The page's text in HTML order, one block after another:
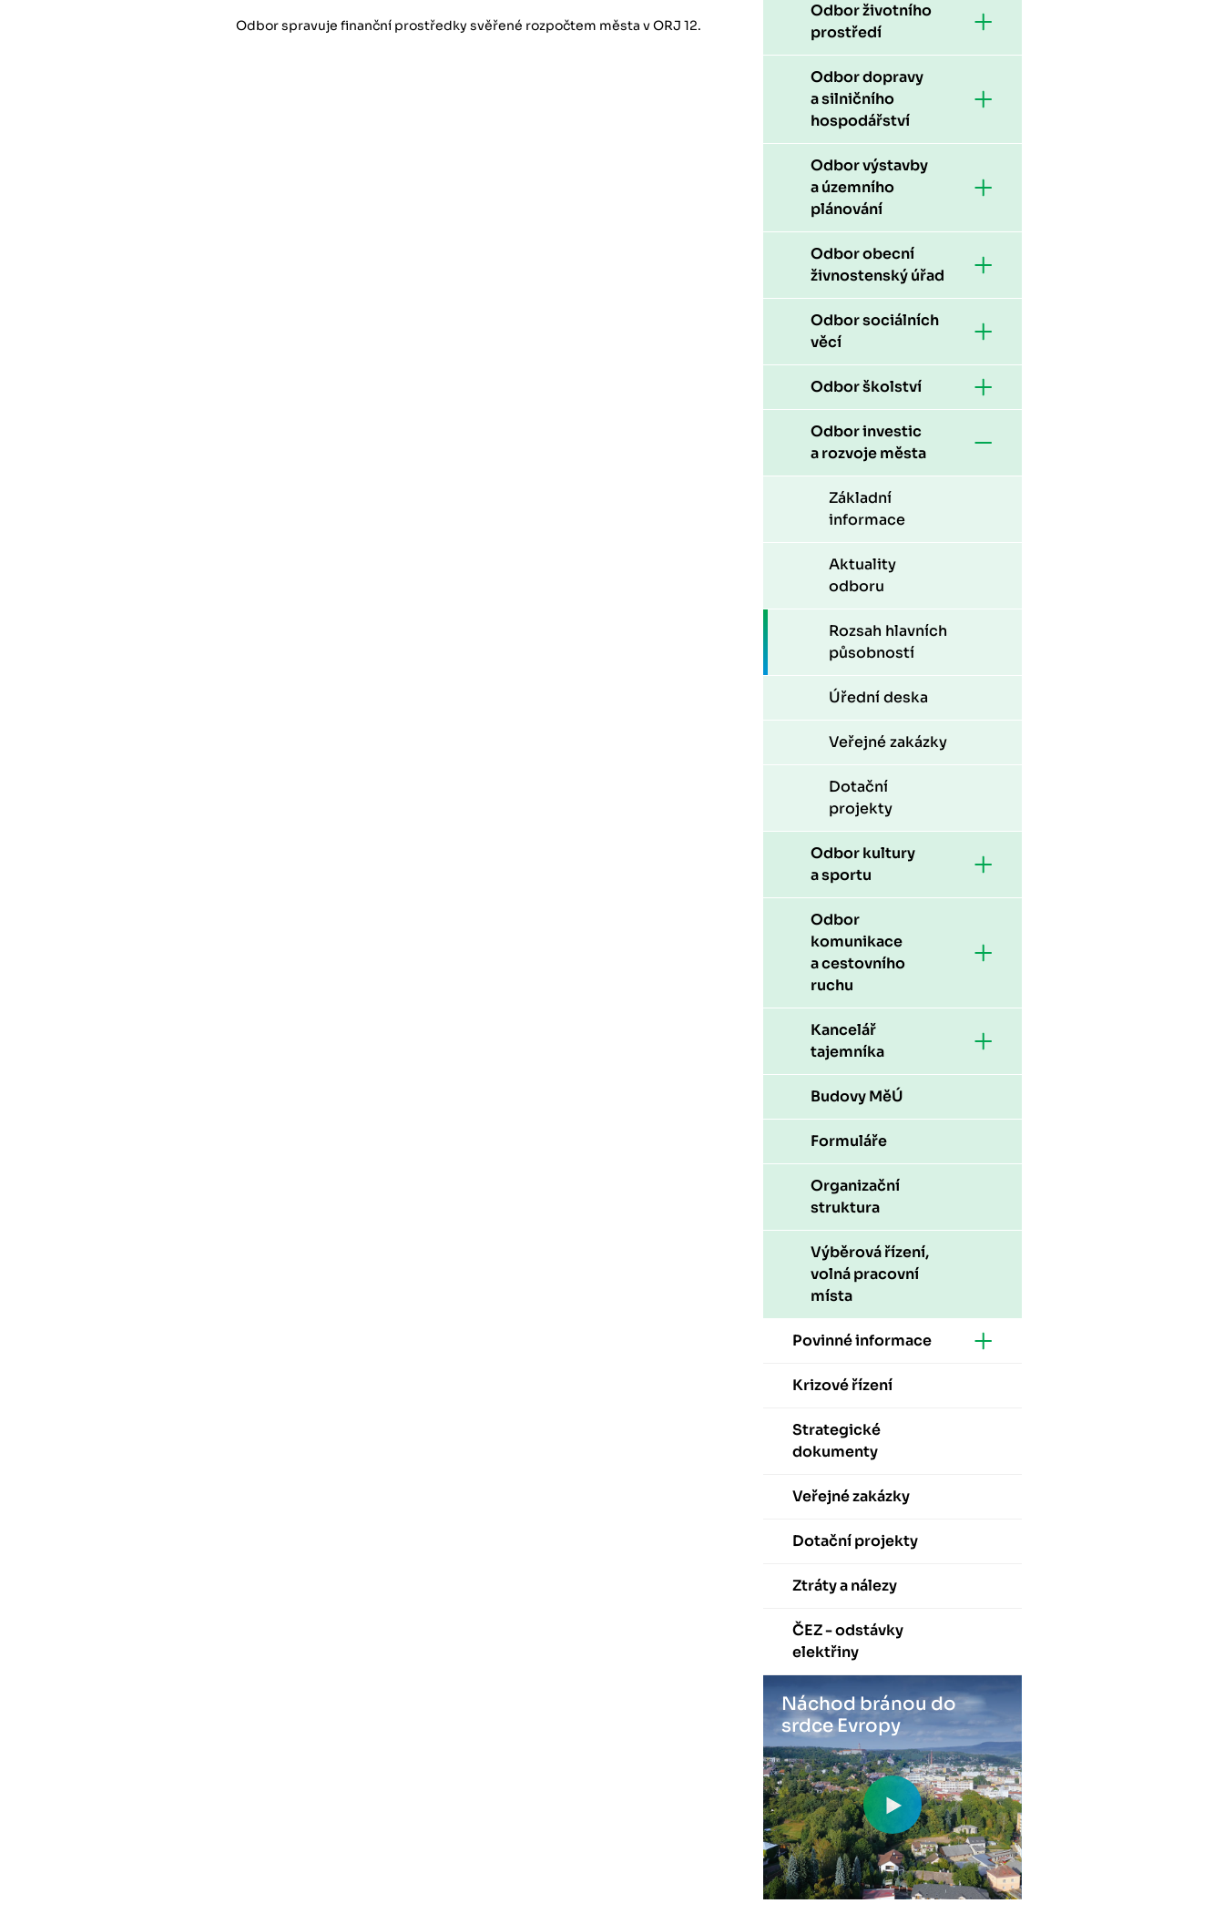
Odbor spravuje finanční prostředky svěřené rozpočtem města v ORJ 12.
Odbor životního
prostředí
Odbor dopravy
a silničního
hospodářství
Odbor výstavby
a územního
plánování
Odbor obecní
živnostenský úřad
Odbor sociálních
věcí
Odbor školství
Odbor investic
a rozvoje města
Základní
informace
Aktuality
odboru
Rozsah hlavních
působností
Úřední deska
Veřejné zakázky
Dotační
projekty
Odbor kultury
a sportu
Odbor
komunikace
a cestovního
ruchu
Kancelář
tajemníka
Budovy MěÚ
Formuláře
Organizační
struktura
Výběrová řízení,
volná pracovní
místa
Povinné informace
Krizové řízení
Strategické
dokumenty
Veřejné zakázky
Dotační projekty
Ztráty a nálezy
ČEZ - odstávky
elektřiny
Náchod bránou do
srdce Evropy